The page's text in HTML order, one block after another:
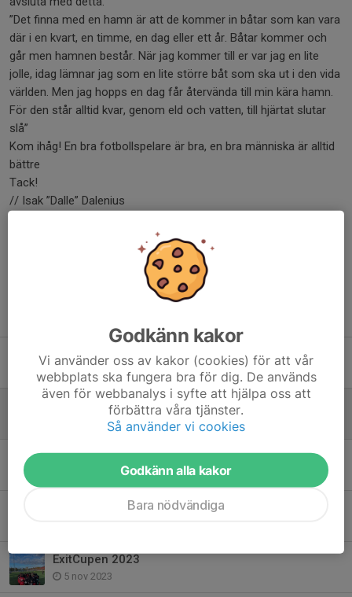
”Det finna med en hamn är att de kommer in båtar som kan vara
där i en kvart, en timme, en dag eller ett år. Båtar kommer och
går men hamnen består. När jag kommer till er var jag en lite
jolle, idag lämnar jag som en lite större båt som ska ut i den vida
världen. Men jag hopps en dag får återvända till min kära hamn.
För den står alltid kvar, genom eld och vatten, till hjärtat slutar
slå”
Kom ihåg! En bra fotbollspelare är bra, en bra människa är alltid
bättre
Tack!
// Isak ”Dalle” Dalenius
Dags för uteträning
18 jan 2024
Tack och på återseende
18 dec 2023
Lotterförsäljning 2023
Julmustförsäljning 2023
ExitCupen 2023
5 nov 2023
Godkänn kakor
Vi använder oss av kakor (cookies) för att vår
webbplats ska fungera bra för dig. De används
även för webbanalys i syfte att hjälpa oss att
förbättra våra tjänster.
Så använder vi cookies
Godkänn alla kakor
Bara nödvändiga